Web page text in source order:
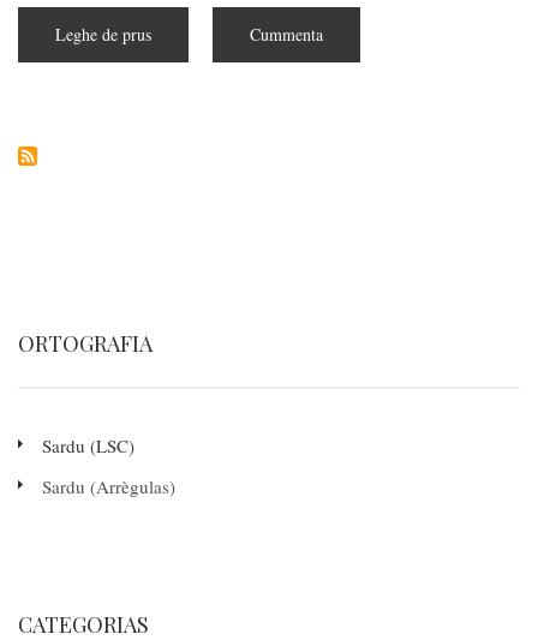
Leghe de prus
lassat
Cummenta
ORTOGRAFIA
Sardu (LSC)
Sardu (Arrègulas)
CATEGORIAS